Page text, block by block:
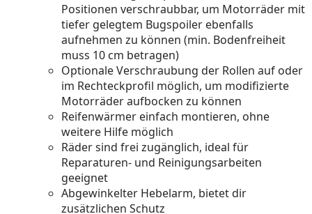
Positionen verschraubbar, um Motorräder mit
tiefer gelegtem Bugspoiler ebenfalls
aufnehmen zu können (min. Bodenfreiheit
muss 10 cm betragen)
Optionale Verschraubung der Rollen auf oder
im Rechteckprofil möglich, um modifizierte
Motorräder aufbocken zu können
Reifenwärmer einfach montieren, ohne
weitere Hilfe möglich
Räder sind frei zugänglich, ideal für
Reparaturen- und Reinigungsarbeiten
geeignet
Abgewinkelter Hebelarm, bietet dir
zusätzlichen Schutz